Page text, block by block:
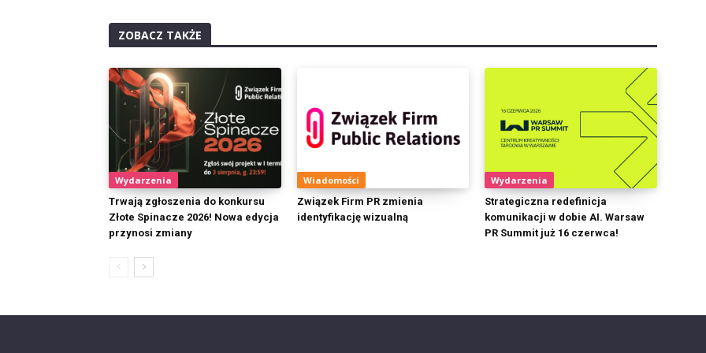
ZOBACZ TAKŻE
Wydarzenia
Trwają zgłoszenia do konkursu
Złote Spinacze 2026! Nowa edycja
przynosi zmiany
Wiadomości
Związek Firm PR zmienia
identyfikację wizualną
Wydarzenia
Strategiczna redefinicja
komunikacji w dobie AI. Warsaw
PR Summit już 16 czerwca!